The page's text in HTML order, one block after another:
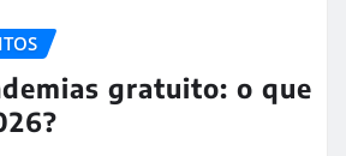
gratuito: o que